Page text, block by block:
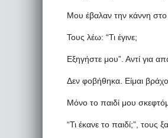
Μου έβαλαν την κάννη στο
Τους λέω: “Τι έγινε;
Εξηγήστε μου”. Αντί για
Δεν φοβήθηκα. Είμαι
Μόνο το παιδί μου
“Τι έκανε το παιδί;”, τους